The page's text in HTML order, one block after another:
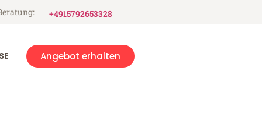
+4915792653328
Angebot erhalten